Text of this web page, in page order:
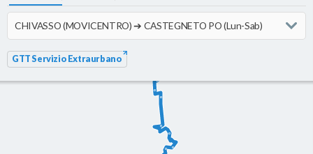
GTT Servizio Extraurbano